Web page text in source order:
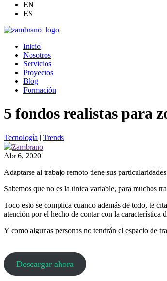
EN
ES
Inicio
Nosotros
Servicios
Proyectos
Blog
Formación
5 fondos realistas para
Tecnología | Trends
Zambrano
Abr 6, 2020
Adaptarse al trabajo remoto tiene sus
Sabemos que no es la única variable, para muchos
Todo esto se complica cuando además de todo, te
atención por el hecho de contar con la característica
Y como algunas personas no tendrán el espacio de
Descargar ahora